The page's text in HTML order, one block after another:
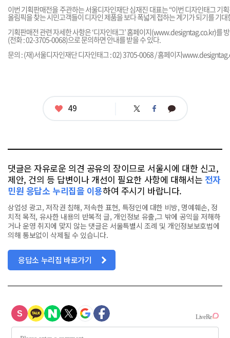
이번 기획판매전을 주관하는 서울디자인재단 심재진 대표는 “이번 디자인태그 기
올림픽을 찾는 시민고객들이 디자인 제품을 보다 폭넓게 접하는 계기가 되기를 기대
기획판매전 관련 자세한 사항은 ‘디자인태그’ 홈페이지(www.designtag.co.kr)를
(전화 : 02-3705-0068)으로 문의하면 안내를 받을 수 있다.
문의 : (재)서울디자인재단 디자인태그 : 02) 3705-0068 / 홈페이지
좋
49 트
위
페
이
카
카
댓글은 자유로운 의견 공유의 장이므로 서울시에 대한 신고,
제안, 건의 등 답변이나 개선이 필요한 사항에 대해서는 전자
민원 응답소 누리집을 이용하여 주시기 바랍니다.
상업성 광고, 저작권 침해, 저속한 표현, 특정인에 대한 비방, 명예훼손, 정
치적 목적, 유사한 내용의 반복적 글, 개인정보 유출,그 밖에 공익을 저해하
거나 운영 취지에 맞지 않는 댓글은 서울특별시 조례 및 개인정보보호법에
의해 통보없이 삭제될 수 있습니다.
응답소 누리집 바로가기